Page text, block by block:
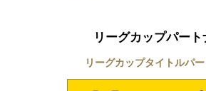
リーグカップパート
リーグカップタイトルパ